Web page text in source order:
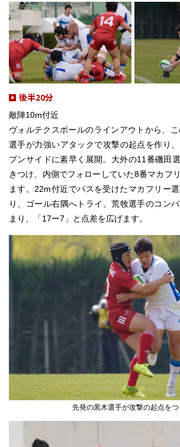
後半20分
敵陣10m付近
ヴォルテクスボールのラインアウトから、
選手が力強いアタックで攻撃の起点を作り
プンサイドに素早く展開。大外の11番磯田
きつけ、内側でフォローしていた8番マカフ
ます。22m付近でパスを受けたマカフリー
り、ゴール右隅へトライ。荒牧選手のコン
まり、「17ー7」と点差を広げます。
先発の黒木選手が攻撃の起点をつ